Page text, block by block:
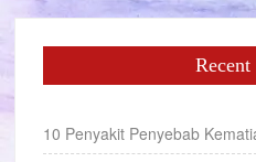
Recent
10 Penyakit Penyebab